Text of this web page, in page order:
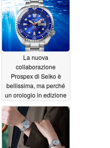
La nuova
collaborazione
Prospex di Seiko è
bellissima, ma perché
un orologio in edizione
limitata da 750 dollari
utilizza un movimento
economico?06/05/2026